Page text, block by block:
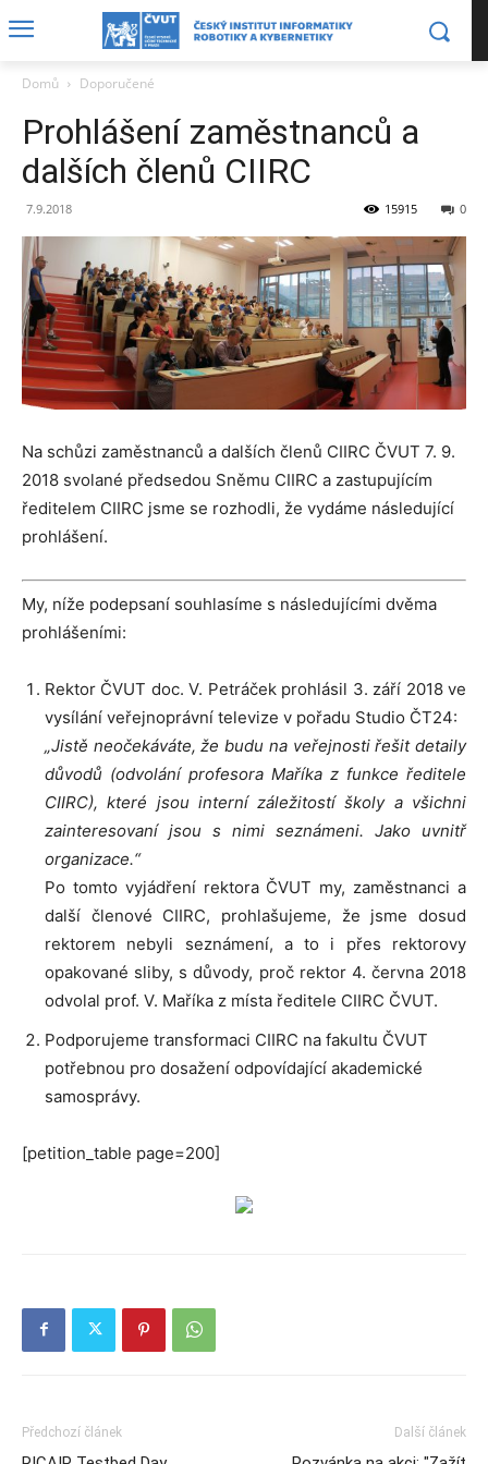
Domů Doporučené
Prohlášení zaměstnanců a
dalších členů CIIRC
7.9.2018 0
15915
Na schůzi zaměstnanců a dalších členů CIIRC ČVUT 7. 9.
2018 svolané předsedou Sněmu CIIRC a zastupujícím
ředitelem CIIRC jsme se rozhodli, že vydáme následující
prohlášení.
My, níže podepsaní souhlasíme s následujícími dvěma
prohlášeními:
Rektor ČVUT doc. V. Petráček prohlásil 3. září 2018 ve
vysílání veřejnoprávní televize v pořadu Studio ČT24:
„Jistě neočekáváte, že budu na veřejnosti řešit detaily
důvodů (odvolání profesora Maříka z funkce ředitele
CIIRC), které jsou interní záležitostí školy a všichni
zainteresovaní jsou s nimi seznámeni. Jako uvnitř
organizace.“
Po tomto vyjádření rektora ČVUT my, zaměstnanci a
další členové CIIRC, prohlašujeme, že jsme dosud
rektorem nebyli seznámení, a to i přes rektorovy
opakované sliby, s důvody, proč rektor 4. června 2018
odvolal prof. V. Maříka z místa ředitele CIIRC ČVUT.
Podporujeme transformaci CIIRC na fakultu ČVUT
potřebnou pro dosažení odpovídající akademické
samosprávy.
[petition_table page=200]
Předchozí článek Další článek